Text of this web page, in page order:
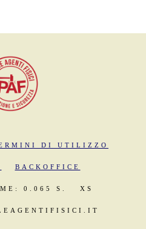
DI UTILIZZO
BACKOFFICE
0.065 S. XS